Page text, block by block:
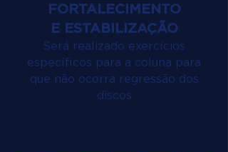
FORTALECIMENTO
E ESTABILIZAÇÃO
Será realizado exercícios
específicos para a coluna para
que não ocorra regressão dos
discos